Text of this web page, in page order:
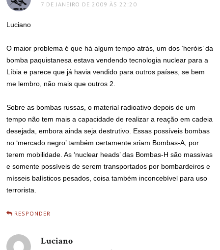
7 DE JANEIRO DE 2009 ÀS 22:20
Luciano
O maior problema é que há algum tempo atrás, um dos ‘heróis’ da
bomba paquistanesa estava vendendo tecnologia nuclear para a
Líbia e parece que já havia vendido para outros países, se bem
me lembro, não mais que outros 2.
Sobre as bombas russas, o material radioativo depois de um
tempo não tem mais a capacidade de realizar a reação em cadeia
desejada, embora ainda seja destrutivo. Essas possíveis bombas
no ‘mercado negro’ também certamente sriam Bombas-A, por
terem mobilidade. As ‘nuclear heads’ das Bombas-H são massivas
e somente possíveis de serem transportados por bombardeiros e
mísseis balísticos pesados, coisa também inconcebível para uso
terrorista.
RESPONDER
Luciano